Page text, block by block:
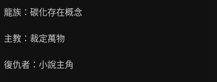
龍族：碳化存在概念
主教：裁定萬物
復仇者：小說主角